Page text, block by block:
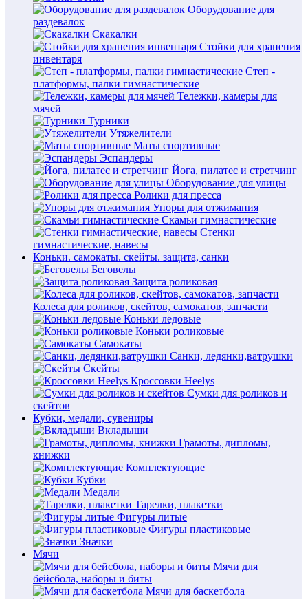
Оборудование для
раздевалок
Скакалки
Стойки для хранения
инвентаря
Степ -
платформы, палки гимнастические
Тележки, камеры для
мячей
Турники
Утяжелители
Маты спортивные
Эспандеры
Йога, пилатес и стретчинг
Оборудование для улицы
Ролики для пресса
Упоры для отжимания
Скамьи гимнастические
Стенки
гимнастические, навесы
Коньки. самокаты. скейты. защита, санки
Беговелы
Защита роликовая
Колеса для роликов, скейтов, самокатов, запчасти
Коньки ледовые
Коньки роликовые
Самокаты
Санки, ледянки,ватрушки
Скейты
Кроссовки Heelys
Сумки для роликов и
скейтов
Кубки, медали, сувениры
Вкладыши
Грамоты, дипломы,
книжки
Комплектующие
Кубки
Медали
Тарелки, плакетки
Фигуры литые
Фигуры пластиковые
Значки
Мячи
Мячи для
бейсбола, наборы и биты
Мячи для баскетбола